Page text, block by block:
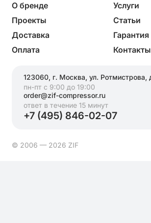
О бренде
Услуги
Проекты
Статьи
Доставка
Оплата
Контакты
123060, г. Москва, ул. Ротмистрова,
пн-пт с 9:00 до 19:00
order@zif-compressor.ru
ответ в течение 15 минут
+7 (495) 846-02-07
© 2006 — 2026 ZIF